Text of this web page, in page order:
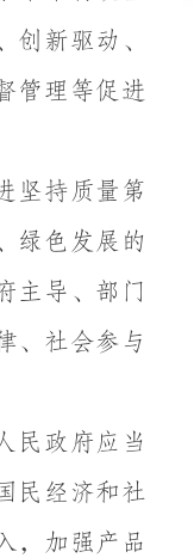
创新驱动、
管理等促进
坚持质量第
绿色发展的
主导、部门
、社会参与
民政府应当
民经济和社
，加强产品